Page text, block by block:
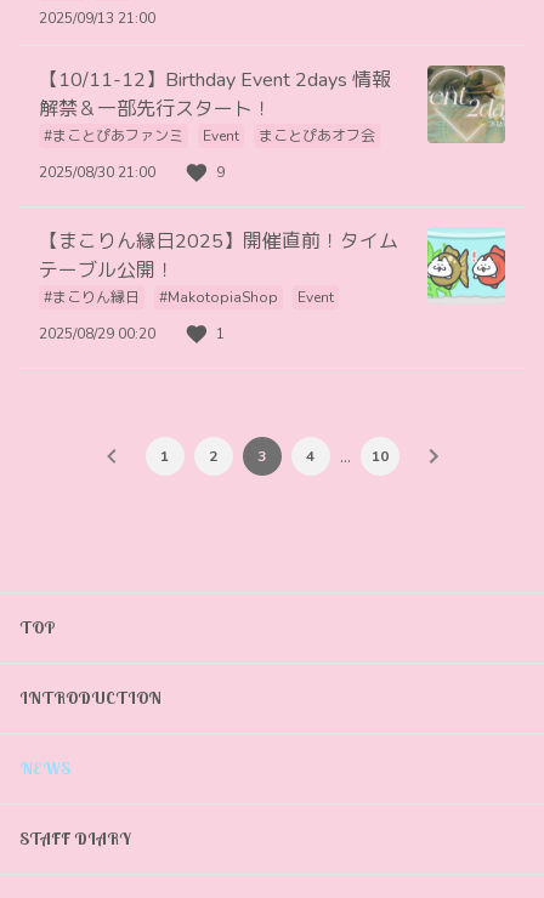
2025/09/13 21:00
【10/11-12】Birthday Event 2days 情報
解禁＆一部先行スタート！
#まことぴあファンミ Event
まことぴあオフ会
2025/08/30 21:00
9
【まこりん縁日2025】開催直前！タイム
テーブル公開！
#まこりん縁日 #MakotopiaShop
Event
2025/08/29 00:20
1
1 2 3 4 … 10
TOP
INTRODUCTION
NEWS
STAFF DIARY